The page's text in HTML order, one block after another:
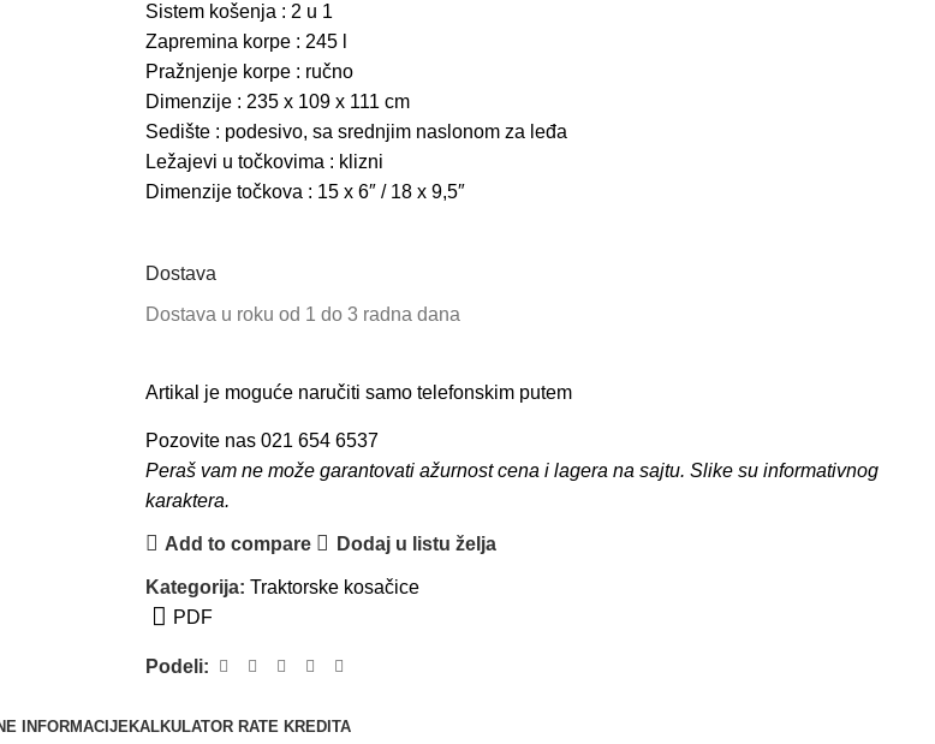
Sistem košenja : 2 u 1
Zapremina korpe : 245 l
Pražnjenje korpe : ručno
Dimenzije : 235 x 109 x 111 cm
Sedište : podesivo, sa srednjim naslonom za leđa
Ležajevi u točkovima : klizni
Dimenzije točkova : 15 x 6″ / 18 x 9,5″
Dostava
Dostava u roku od 1 do 3 radna dana
Artikal je moguće naručiti samo telefonskim putem
Pozovite nas 021 654 6537
Peraš vam ne može garantovati ažurnost cena i lagera na sajtu. Slike su informativnog
karaktera.
Add to compare Dodaj u listu želja
Kategorija: Traktorske kosačice
PDF
Podeli:
INFORMACIJE KALKULATOR RATE KREDITA